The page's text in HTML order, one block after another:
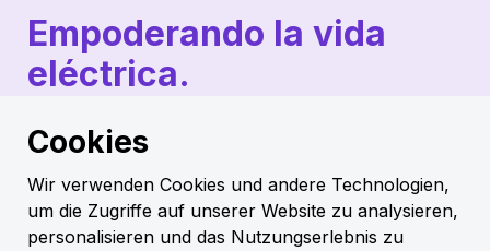
Empoderando la vida
eléctrica.
electricidad más fácil, más confiable y totalmente
también en la generación de energía renovable.
Inteligente, conveniente, confiable y ecológico.
Cookies
Wir verwenden Cookies und andere Technologien,
um die Zugriffe auf unserer Website zu analysieren,
personalisieren und das Nutzungserlebnis zu